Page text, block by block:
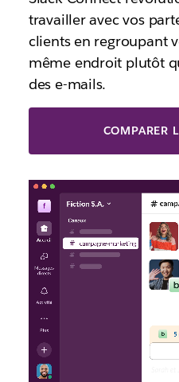
travailler avec vos
clients en regroupant
même endroit plutôt
des e-mails.
COMPARER